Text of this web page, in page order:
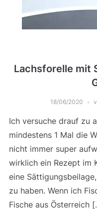
Lachsforelle mit
18/06/2020
Ich versuche drauf zu
mindestens 1 Mal die
nicht immer super
wirklich ein Rezept im
eine
zu haben. Wenn ich
Fische aus Österreich